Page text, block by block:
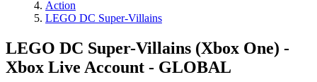
Action
LEGO DC Super-Villains
LEGO DC Super-Villains (Xbox One) -
Xbox Live Account - GLOBAL